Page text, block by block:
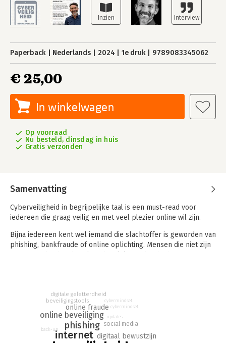
Paperback Nederlands 2024 1e druk 9789083345062
€ 25,00
In winkelwagen
Op voorraad
Nu besteld, dinsdag in huis
Gratis verzonden
Samenvatting
Cyberveiligheid in begrijpelijke taal is een must-read voor
iedereen die graag veilig en met veel plezier online wil zijn.
Bijna iedereen kent wel iemand die slachtoffer is geworden van
phishing, bankfraude of online oplichting. Mensen die niet zijn
De wereld om ons heen is in rap tempo gedigitaliseerd. Dit
biedt ontzettend veel mogelijkheden en we kunnen en willen
niet meer om het internet heen. We gebruiken onze laptop en
telefoon de hele dag en ook voor de meest persoonlijke
dingen, zoals het maken van foto’s en het regelen van onze
internet
phishing
online beveiliging
online fraude
digitaal bewustzijn
social media
beveiligingstools
digitale geletterdheid
updates
cybermindset
cybermindset
back-up